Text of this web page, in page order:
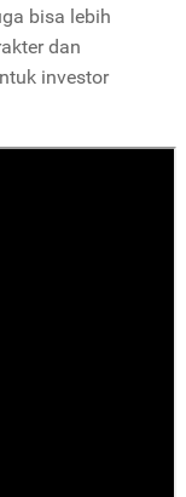
bisa lebih
dan
investor